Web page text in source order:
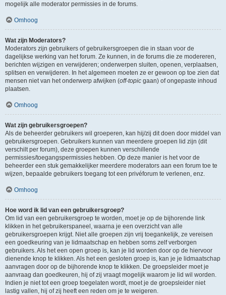
mogelijk alle moderator permissies in de forums.
Omhoog
Wat zijn Moderators?
Moderators zijn gebruikers of gebruikersgroepen die in staan voor de
dagelijkse werking van het forum. Ze kunnen, in de forums die ze modereren,
berichten wijzigen en verwijderen; onderwerpen sluiten, openen, verplaatsen,
splitsen en verwijderen. In het algemeen moeten ze er gewoon op toe zien dat
mensen niet van het onderwerp afwijken (off-topic gaan) of ongepaste inhoud
plaatsen.
Omhoog
Wat zijn gebruikersgroepen?
Als de beheerder gebruikers wil groeperen, kan hij/zij dit doen door middel van
gebruikersgroepen. Gebruikers kunnen van meerdere groepen lid zijn (dit
verschilt per forum), deze groepen kunnen verschillende
permissies/toegangspermissies hebben. Op deze manier is het voor de
beheerder een stuk gemakkelijker meerdere moderators aan een forum toe te
wijzen, bepaalde gebruikers toegang tot een privéforum te verlenen, enz.
Omhoog
Hoe word ik lid van een gebruikersgroep?
Om lid van een gebruikersgroep te worden, moet je op de bijhorende link
klikken in het gebruikerspaneel, waarna je een overzicht van alle
gebruikersgroepen krijgt. Niet alle groepen zijn vrij toegankelijk, ze vereisen
een goedkeuring van je lidmaatschap en hebben soms zelf verborgen
gebruikers. Als het een open groep is, kan je lid worden door op de hiervoor
dienende knop te klikken. Als het een gesloten groep is, kan je je lidmaatschap
aanvragen door op de bijhorende knop te klikken. De groepsleider moet je
aanvraag dan goedkeuren, hij of zij vraagt mogelijk waarom je lid wil worden.
Indien je niet tot een groep toegelaten wordt, moet je de groepsleider niet
lastig vallen, hij of zij heeft een reden om je te weigeren.